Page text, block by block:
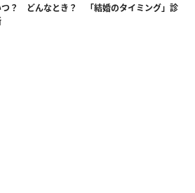
つ？ どんなとき？ 「結婚のタイミング」診